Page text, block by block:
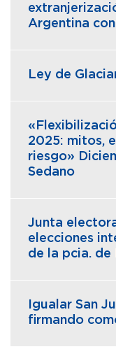
Argentina
Ley de
2025: mitos,
riesgo»
Sedano
Junta
elecciones
de la pcia. de
Igualar San
firmando